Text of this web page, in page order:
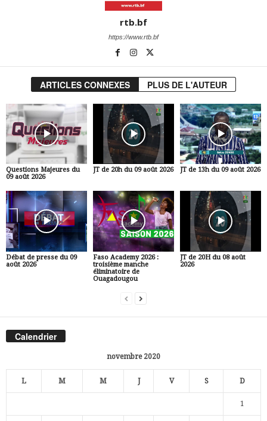
rtb.bf
https://www.rtb.bf
ARTICLES CONNEXES PLUS DE L'AUTEUR
Questions Majeures du
09 août 2026
JT de 20h du 09 août 2026 JT de 13h du 09 août 2026
Débat de presse du 09
août 2026
Faso Academy 2026 :
troisième manche
éliminatoire de
Ouagadougou
JT de 20H du 08 août
2026
Calendrier
novembre 2020
L M M J V S D
1